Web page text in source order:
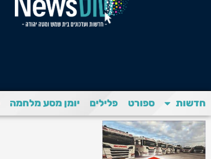
חדשות ספורט פלילים יומן מסע מלחמה